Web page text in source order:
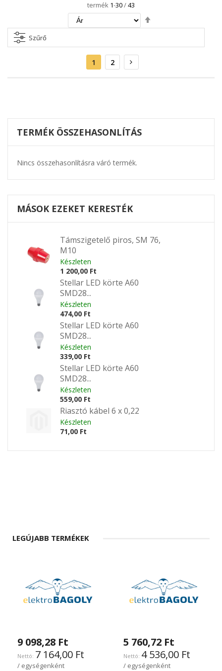
termék 1-30/43
irány
Szűrő
Oldal
Aktuális
oldal
1 Oldal
2 Oldal
Következő
TERMÉK ÖSSZEHASONLÍTÁS
Nincs összehasonlításra váró termék.
MÁSOK EZEKET KERESTÉK
Támszigetelő piros, SM 76,
M10
Készleten
1 200,00 Ft
Stellar LED körte A60
SMD28...
Készleten
474,00 Ft
Stellar LED körte A60
SMD28...
Készleten
339,00 Ft
Stellar LED körte A60
SMD28...
Készleten
559,00 Ft
Riasztó kábel 6 x 0,22
Készleten
71,00 Ft
LEGÚJABB TERMÉKEK
9 098,28 Ft
7 164,00 Ft
/ egységenként
5 760,72 Ft
4 536,00 Ft
/ egységenként